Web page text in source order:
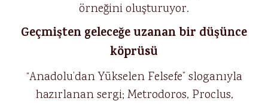
örneğini oluşturuyor.
Geçmişten geleceğe uzanan bir düşünce
köprüsü
“Anadolu’dan Yükselen Felsefe” sloganıyla
hazırlanan sergi; Metrodoros, Proclus,